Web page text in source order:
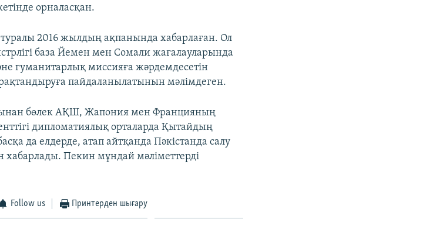
орналасқан.
2016 жылдың ақпанында хабарлаған. Ол
база Йемен мен Сомали жағалауларында
гуманитарлық миссияға жәрдемдесетін
пайдаланылатынын мәлімдеген.
бөлек АҚШ, Жапония мен Францияның
дипломатиялық орталарда Қытайдың
да елдерде, атап айтқанда Пәкістанда салу
Пекин мұндай мәліметтерді
Follow us Принтерден шығару